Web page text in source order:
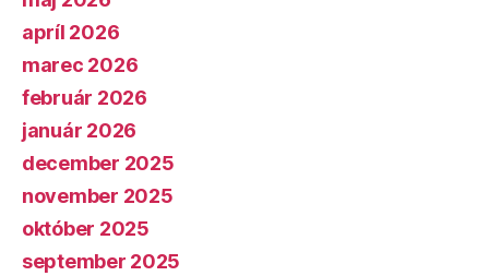
apríl 2026
marec 2026
február 2026
január 2026
december 2025
november 2025
október 2025
september 2025